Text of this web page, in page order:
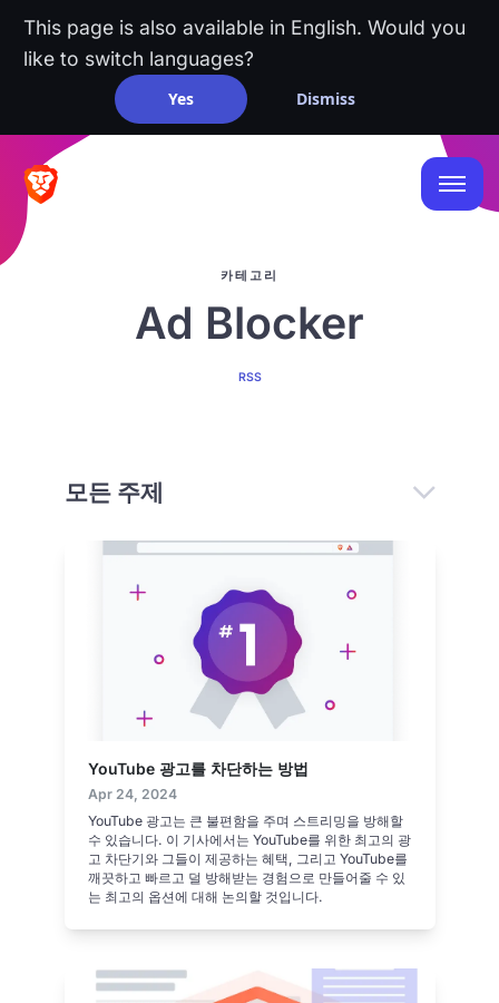
This page is also available in English. Would you
like to switch languages?
Yes Dismiss
카테고리
Ad Blocker
RSS
모든 주제
YouTube 광고를 차단하는 방법
Apr 24, 2024
YouTube 광고는 큰 불편함을 주며 스트리밍을 방해할
수 있습니다. 이 기사에서는 YouTube를 위한 최고의 광
고 차단기와 그들이 제공하는 혜택, 그리고 YouTube를
깨끗하고 빠르고 덜 방해받는 경험으로 만들어줄 수 있
는 최고의 옵션에 대해 논의할 것입니다.